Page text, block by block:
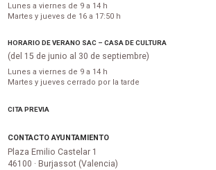
Lunes a viernes de 9 a 14 h
Martes y jueves de 16 a 17:50 h
HORARIO DE VERANO SAC – CASA DE CULTURA
(del 15 de junio al 30 de septiembre)
Lunes a viernes de 9 a 14 h
Martes y jueves cerrado por la tarde
CITA PREVIA
CONTACTO AYUNTAMIENTO
Plaza Emilio Castelar 1
46100 · Burjassot (Valencia)